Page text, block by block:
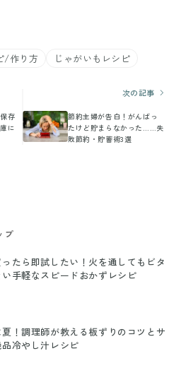
/作り方 じゃがいもレシピ
存
に
次の記事
節約主婦が告白！がんばっ
たけど貯まらなかった……失
敗節約・貯蓄術3選
プ
たら即試したい！火を通してもビタ
手軽なスピードおかずレシピ
！調理師が教える板ずりのコツとサ
冷やし汁レシピ